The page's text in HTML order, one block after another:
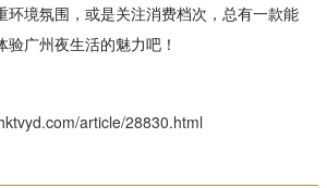
环境氛围，或是关注消费档次，总有一款能
广州夜生活的魅力吧！
article/28830.html